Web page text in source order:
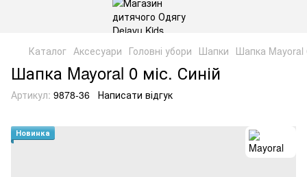
Каталог Аксесуари Головні убори Шапки Шапка Mayoral
Шапка Mayoral 0 міс. Синій
Артикул: 9878-36 Написати відгук
Новинка